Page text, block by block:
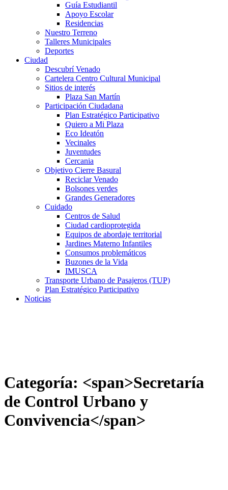
Guía Estudiantil
Apoyo Escolar
Residencias
Nuestro Terreno
Talleres Municipales
Deportes
Ciudad
Descubrí Venado
Cartelera Centro Cultural Municipal
Sitios de interés
Plaza San Martín
Participación Ciudadana
Plan Estratégico Participativo
Quiero a Mi Plaza
Eco Ideatón
Vecinales
Juventudes
Cercania
Objetivo Cierre Basural
Reciclar Venado
Bolsones verdes
Grandes Generadores
Cuidado
Centros de Salud
Ciudad cardioprotegida
Equipos de abordaje territorial
Jardines Materno Infantiles
Consumos problemáticos
Buzones de la Vida
IMUSCA
Transporte Urbano de Pasajeros (TUP)
Plan Estratégico Participativo
Noticias
Categoría: <span>Secretaría
de Control Urbano y
Convivencia</span>